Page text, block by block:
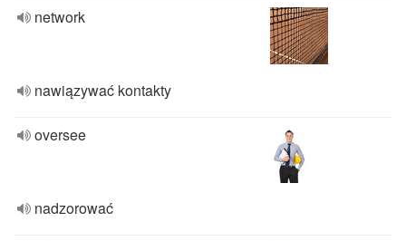
network
nawiązywać kontakty
oversee
nadzorować